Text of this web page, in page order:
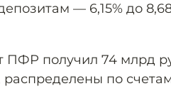
— 6,15% до
ПФР получил 74 млрд
распределены по